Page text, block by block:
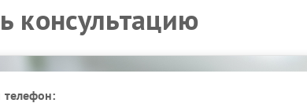
консультацию
телефон: